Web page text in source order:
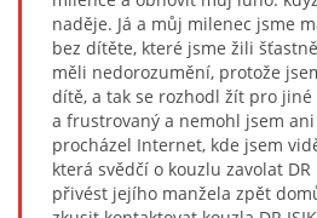
naděje. Já a můj milenec jsme
bez dítěte, které jsme žili
měli nedorozumění, protože
dítě, a tak se rozhodl žít pro
a frustrovaný a nemohl jsem
procházel Internet, kde jsem
která svědčí o kouzlu zavolat
přivést jejího manžela zpět